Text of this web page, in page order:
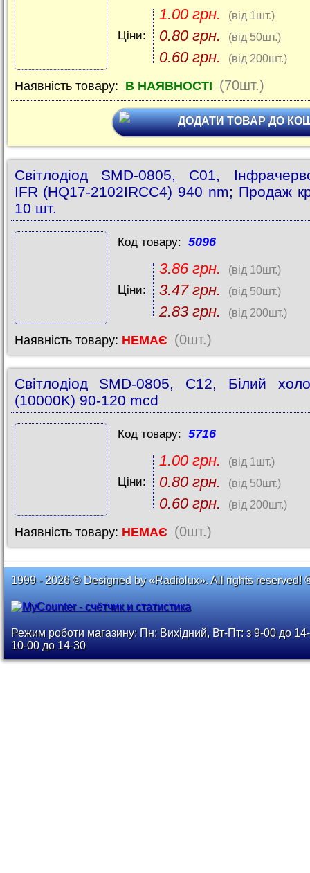
Ціни:
1.00 грн. (від 1шт.)
0.80 грн. (від 50шт.)
0.60 грн. (від 200шт.)
Наявність товару: В НАЯВНОСТІ (70шт.)
ДОДАТИ ТОВАР ДО
Світлодіод SMD-0805, C01,
IFR (HQ17-2102IRCC4) 940 nm; Продаж
10 шт.
Код товару: 5096
Ціни:
3.86 грн. (від 10шт.)
3.47 грн. (від 50шт.)
2.83 грн. (від 200шт.)
Наявність товару: НЕМАЄ (0шт.)
Світлодіод SMD-0805, C12, Білий
(10000K) 90-120 mcd
Код товару: 5716
Ціни:
1.00 грн. (від 1шт.)
0.80 грн. (від 50шт.)
0.60 грн. (від 200шт.)
Наявність товару: НЕМАЄ (0шт.)
1999 - 2026 © Designed by «Radiolux». All rights reserved!
Режим роботи магазину: Пн: Вихідний, Вт-Пт: з 9-00 до
10-00 до 14-30